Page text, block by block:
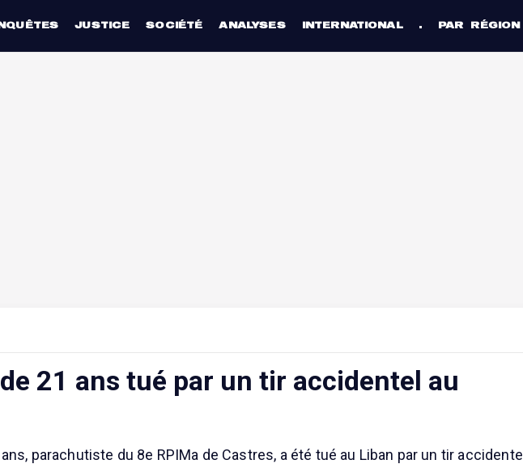
JUSTICE SOCIÉTÉ ANALYSES INTERNATIONAL PAR RÉGION
21 ans tué par un tir accidentel au
parachutiste du 8e RPIMa de Castres, a été tué au Liban par un tir accidentel